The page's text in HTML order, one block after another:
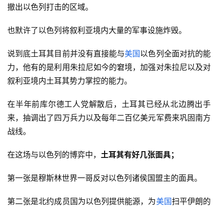
撤出以色列打击的区域。
也默许了以色列将叙利亚境内大量的军事设施炸毁。
说到底土耳其目前并没有直接能与美国以色列全面对抗的能
力，他有的是利用朱拉尼如今的窘境，加强对朱拉尼以及对
叙利亚境内土耳其势力掌控的能力。
在半年前库尔德工人党解散后，土耳其已经从北边腾出手
来，抽调出了四万兵力以及每年二百亿美元军费来巩固南方
战线。
在这场与以色列的博弈中， 土耳其有好几张面具；
第一张是穆斯林世界一哥反对以色列诸侯国盟主的面具。
第二张是北约成员国为以色列提供能源，为美国扫平伊朗的